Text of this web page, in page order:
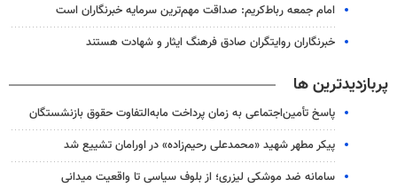
امام جمعه رباط‌کریم: صداقت مهم‌ترین سرمایه خبرنگاران است
خبرنگاران روایتگران صادق فرهنگ ایثار و شهادت هستند
پربازدیدترین ها
پاسخ تأمین‌اجتماعی به زمان پرداخت مابه‌التفاوت حقوق بازنشستگان
پیکر مطهر شهید «محمدعلی رحیم‌زاده» در اورامان تشییع شد
سامانه ضد موشکی لیزری؛ از بلوف سیاسی تا واقعیت میدانی